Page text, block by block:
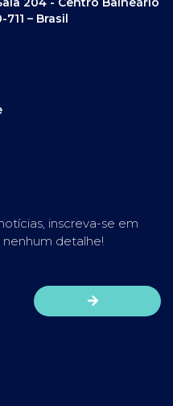
– Brasil
inscreva-se em
detalhe!